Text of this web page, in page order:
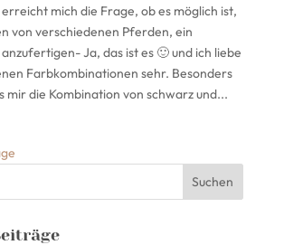
mich die Frage, ob es möglich ist,
von verschiedenen Pferden, ein
Ja, das ist es 🙂 und ich liebe
Farbkombinationen sehr. Besonders
mir die Kombination von schwarz und...